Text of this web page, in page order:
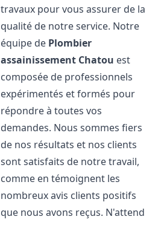
travaux pour vous assurer de la
qualité de notre service. Notre
équipe de Plombier
assainissement Chatou est
composée de professionnels
expérimentés et formés pour
répondre à toutes vos
demandes. Nous sommes fiers
de nos résultats et nos clients
sont satisfaits de notre travail,
comme en témoignent les
nombreux avis clients positifs
que nous avons reçus. N'attend